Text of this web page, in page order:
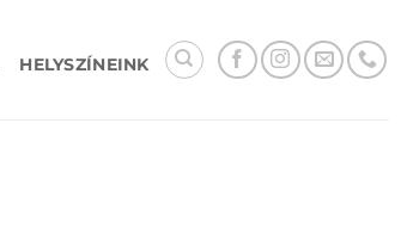
HELYSZÍNEINK